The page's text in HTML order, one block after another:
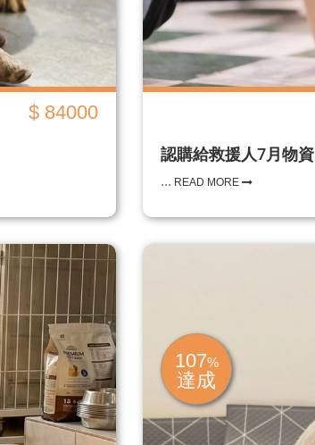
$ 84000
認購給救援人7月物資
... READ MORE
107%
達成